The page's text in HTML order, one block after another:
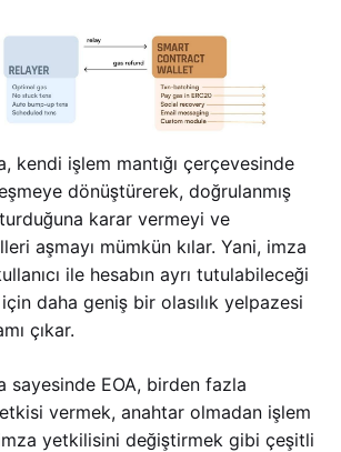
kendi işlem mantığı çerçevesinde
dönüştürerek, doğrulanmış
karar vermeyi ve
aşmayı mümkün kılar. Yani, imza
ile hesabın ayrı tutulabileceği
daha geniş bir olasılık yelpazesi
çıkar.
sayesinde EOA, birden fazla
vermek, anahtar olmadan işlem
yetkilisini değiştirmek gibi çeşitli